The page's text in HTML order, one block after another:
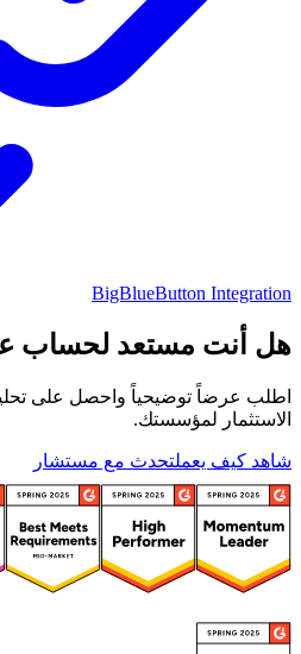
BigBlueButton Integration
هل أنت مستعد لحساب
اطلب عرضاً توضيحياً واحصل على
الاستثمار لمؤسستك.
شاهد كيف يعملتحدث مع مستشار